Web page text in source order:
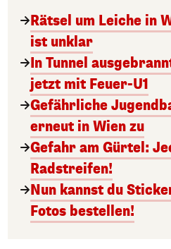
Rätsel um Leiche in
ist unklar
In Tunnel
jetzt mit Feuer-U1
Gefährliche
erneut in Wien zu
Gefahr am Gürtel:
Radstreifen!
Nun kannst du
Fotos bestellen!